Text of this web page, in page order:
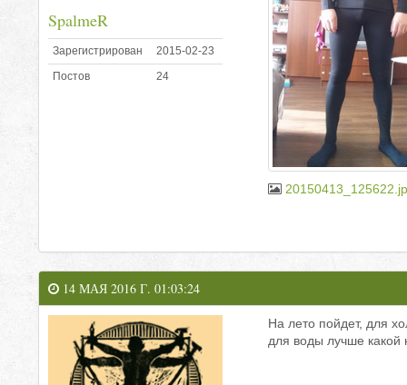
SpalmeR
Зарегистрирован
2015-02-23
Постов
24
14 МАЯ 2016 Г. 01:03:24
На лето пойдет, для
для воды лучше какой